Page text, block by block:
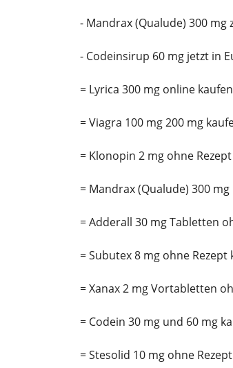
- Mandrax (Qualude) 300 mg
- Codeinsirup 60 mg jetzt in
= Lyrica 300 mg online kaufen
= Viagra 100 mg 200 mg
= Klonopin 2 mg ohne
= Mandrax (Qualude) 300
= Adderall 30 mg Tabletten
= Subutex 8 mg ohne Rezept
= Xanax 2 mg Vortabletten
= Codein 30 mg und 60 mg
= Stesolid 10 mg ohne